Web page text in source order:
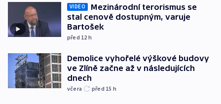
VIDEO
Mezinárodní terorismus se
stal cenově dostupným, varuje
Bartošek
před 12 h
Demolice vyhořelé výškové budovy
ve Zlíně začne až v následujících
dnech
včera před 15 h